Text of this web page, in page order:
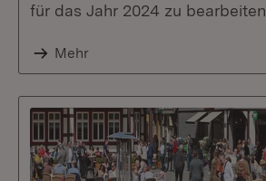
für das Jahr 2024 zu bearbeiten.
Mehr